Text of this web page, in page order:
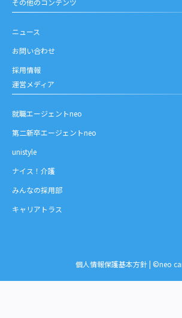
その他のコンテンツ
ニュース
お問い合わせ
採用情報
運営メディア
就職エージェントneo
第二新卒エージェントneo
unistyle
ナイス！介護
みんなの採用部
キャリアトラス
個人情報保護基本方針| ©neo